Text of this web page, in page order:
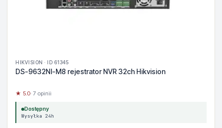
HIKVISION · ID 61345
DS-9632NI-M8 rejestrator NVR 32ch Hikvision
★ 5.0· 7 opinii
Dostępny
Wysyłka 24h